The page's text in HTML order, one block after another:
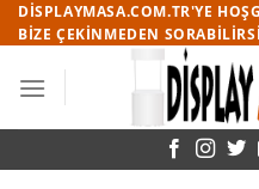
Skip
to
content
DISPLAYMASA.COM.TR'YE
BIZE ÇEKINMEDEN